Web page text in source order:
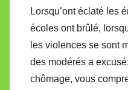
t
t
e
Lorsqu’ont éclaté les
écoles ont brûlé,
les violences se sont
des modérés a
chômage, vous